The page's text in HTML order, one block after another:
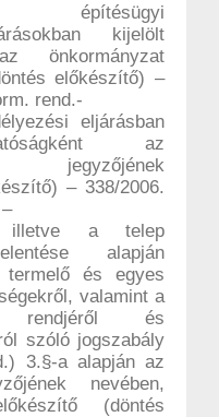
építésügyi
kijelölt
önkormányzat
előkészítő) –
rend.-
eljárásban
az
jegyzőjének
– 338/2006.
illetve a telep
alapján
termelő és egyes
valamint a
rendjéről és
szóló jogszabály
3.§-a alapján az
nevében,
(döntés